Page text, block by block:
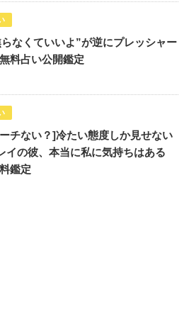
なくていいよ”が逆にプレッシャー
料占い公開鑑定
チない？]冷たい態度しか見せない
イの彼、本当に私に気持ちはある
鑑定